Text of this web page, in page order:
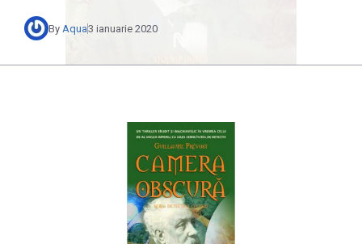
By Aqua3 ianuarie 2020